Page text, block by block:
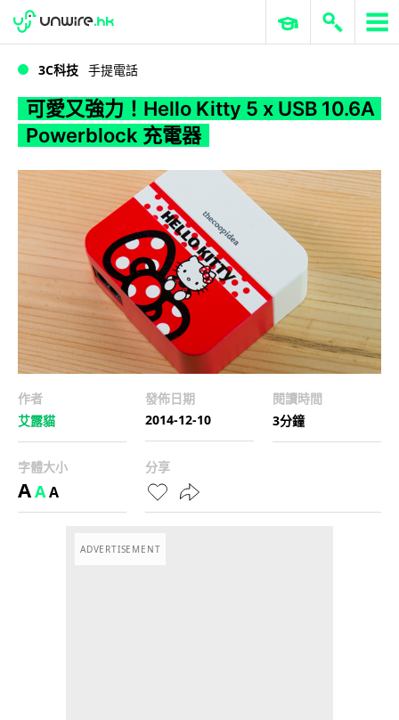
WWDC 2026 ERP 與商業 AI
3C科技 手提電話
可愛又強力！Hello Kitty 5 x USB 10.6A
Powerblock 充電器
作者
艾露貓
發佈日期
2014-12-10
閱讀時間
3分鐘
字體大小
AAA
分享
ADVERTISEMENT